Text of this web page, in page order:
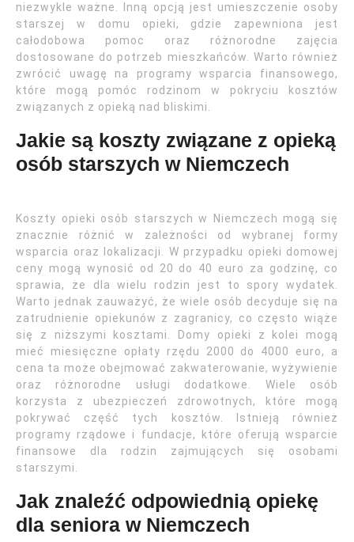
niezwykle ważne. Inną opcją jest umieszczenie osoby
starszej w domu opieki, gdzie zapewniona jest
całodobowa pomoc oraz różnorodne zajęcia
dostosowane do potrzeb mieszkańców. Warto również
zwrócić uwagę na programy wsparcia finansowego,
które mogą pomóc rodzinom w pokryciu kosztów
związanych z opieką nad bliskimi.
Jakie są koszty związane z opieką
osób starszych w Niemczech
Koszty opieki osób starszych w Niemczech mogą się
znacznie różnić w zależności od wybranej formy
wsparcia oraz lokalizacji. W przypadku opieki domowej
ceny mogą wynosić od 20 do 40 euro za godzinę, co
sprawia, że dla wielu rodzin jest to spory wydatek.
Warto jednak zauważyć, że wiele osób decyduje się na
zatrudnienie opiekunów z zagranicy, co często wiąże
się z niższymi kosztami. Domy opieki z kolei mogą
mieć miesięczne opłaty rzędu 2000 do 4000 euro, a
cena ta może obejmować zakwaterowanie, wyżywienie
oraz różnorodne usługi dodatkowe. Wiele osób
korzysta z ubezpieczeń zdrowotnych, które mogą
pokrywać część tych kosztów. Istnieją również
programy rządowe i fundacje, które oferują wsparcie
finansowe dla rodzin zajmujących się osobami
starszymi.
Jak znaleźć odpowiednią opiekę
dla seniora w Niemczech